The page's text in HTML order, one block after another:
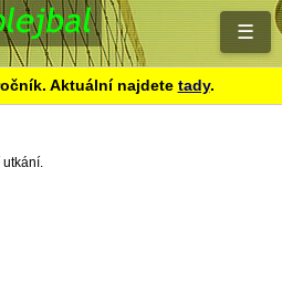
☰
Aktuální najdete tady.
utkání.